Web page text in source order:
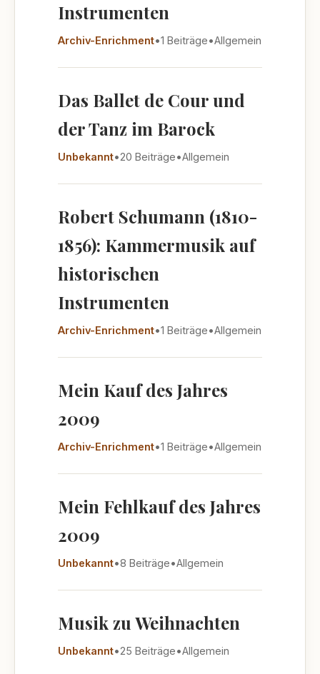
Instrumenten
Archiv-Enrichment•1 Beiträge•Allgemein
Das Ballet de Cour und
der Tanz im Barock
Unbekannt•20 Beiträge•Allgemein
Robert Schumann (1810-
1856): Kammermusik auf
historischen
Instrumenten
Archiv-Enrichment•1 Beiträge•Allgemein
Mein Kauf des Jahres
2009
Archiv-Enrichment•1 Beiträge•Allgemein
Mein Fehlkauf des Jahres
2009
Unbekannt•8 Beiträge•Allgemein
Musik zu Weihnachten
Unbekannt•25 Beiträge•Allgemein